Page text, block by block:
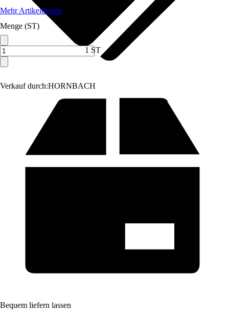
Verkauf durch:HORNBACH
Mehr Artikeldetails
Menge (ST)
1 ST
Bequem liefern lassen